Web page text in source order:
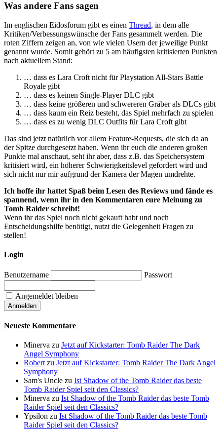
Was andere Fans sagen
Im englischen Eidosforum gibt es einen Thread, in dem alle
Kritiken/Verbessungswünsche der Fans gesammelt werden. Die
roten Ziffern zeigen an, von wie vielen Usern der jeweilige Punkt
genannt wurde. Somit gehört zu 5 am häufigsten kritisierten Punkten
nach aktuellem Stand:
… dass es Lara Croft nicht für Playstation All-Stars Battle
Royale gibt
… dass es keinen Single-Player DLC gibt
… dass keine größeren und schwereren Gräber als DLCs gibt
… dass kaum ein Reiz besteht, das Spiel mehrfach zu spielen
… dass es zu wenig DLC Outfits für Lara Croft gibt
Das sind jetzt natürlich vor allem Feature-Requests, die sich da an
der Spitze durchgesetzt haben. Wenn ihr euch die anderen großen
Punkte mal anschaut, seht ihr aber, dass z.B. das Speichersystem
kritisiert wird, ein höherer Schwierigkeitslevel gefordert wird und
sich nicht nur mir aufgrund der Kamera der Magen umdrehte.
Ich hoffe ihr hattet Spaß beim Lesen des Reviews und fände es
spannend, wenn ihr in den Kommentaren eure Meinung zu
Tomb Raider schreibt!
Wenn ihr das Spiel noch nicht gekauft habt und noch
Entscheidungshilfe benötigt, nutzt die Gelegenheit Fragen zu
stellen!
Login
Benutzername Passwort
Angemeldet bleiben
Neueste Kommentare
Minerva zu Jetzt auf Kickstarter: Tomb Raider The Dark
Angel Symphony
Robert zu Jetzt auf Kickstarter: Tomb Raider The Dark Angel
Symphony
Sam's Uncle zu Ist Shadow of the Tomb Raider das beste
Tomb Raider Spiel seit den Classics?
Minerva zu Ist Shadow of the Tomb Raider das beste Tomb
Raider Spiel seit den Classics?
Ypsilon zu Ist Shadow of the Tomb Raider das beste Tomb
Raider Spiel seit den Classics?